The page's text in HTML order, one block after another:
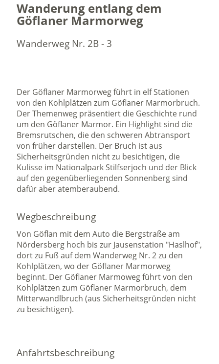
Wanderung entlang dem
Göflaner Marmorweg
Wanderweg Nr. 2B - 3
Der Göflaner Marmorweg führt in elf Stationen
von den Kohlplätzen zum Göflaner Marmorbruch.
Der Themenweg präsentiert die Geschichte rund
um den Göflaner Marmor. Ein Highlight sind die
Bremsrutschen, die den schweren Abtransport
von früher darstellen. Der Bruch ist aus
Sicherheitsgründen nicht zu besichtigen, die
Kulisse im Nationalpark Stilfserjoch und der Blick
auf den gegenüberliegenden Sonnenberg sind
dafür aber atemberaubend.
Wegbeschreibung
Von Göflan mit dem Auto die Bergstraße am
Nördersberg hoch bis zur Jausenstation "Haslhof",
dort zu Fuß auf dem Wanderweg Nr. 2 zu den
Kohlplätzen, wo der Göflaner Marmorweg
beginnt. Der Göflaner Marmoweg führt von den
Kohlplätzen zum Göflaner Marmorbruch, dem
Mitterwandlbruch (aus Sicherheitsgründen nicht
zu besichtigen).
Anfahrtsbeschreibung